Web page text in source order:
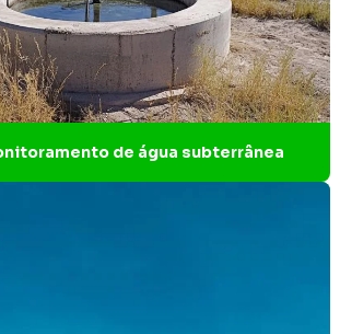
locacional
ambiental EIA
de água subterrânea